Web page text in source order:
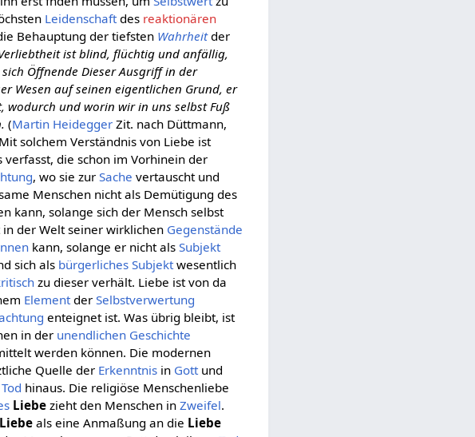
Leidenschaftdes reaktionären
Behauptung der tiefsten Wahrheitder
ist blind, flüchtig und anfällig,
Öffnende Dieser Ausgriff in der
Wesen auf seinen eigentlichen Grund, er
wodurch und worin wir in uns selbst Fuß
(Martin Heidegger Zit. nach Düttmann,
solchem Verständnis von Liebe ist
die schon im Vorhinein der
, wo sie zurSache vertauscht und
Menschen nicht als Demütigung des
kann, solange sich der Mensch selbst
der Welt seiner wirklichen Gegenstände
kann, solange er nicht alsSubjekt
sich als bürgerliches Subjektwesentlich
zu dieser verhält. Liebe ist von da
ElementderSelbstverwertung
enteignet ist. Was übrig bleibt, ist
in der unendlichen Geschichte
werden können. Die modernen
Quelle der Erkenntnis in Gottund
Tod hinaus. Die religiöse Menschenliebe
Liebe zieht den Menschen inZweifel.
Liebe als eine Anmaßung an die Liebe